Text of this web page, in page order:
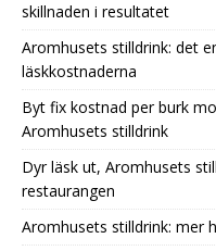
skillnaden i resultatet
Aromhusets stilldrink: det
läskkostnaderna
Byt fix kostnad per burk
Aromhusets stilldrink
Dyr läsk ut, Aromhusets
restaurangen
Aromhusets stilldrink: mer